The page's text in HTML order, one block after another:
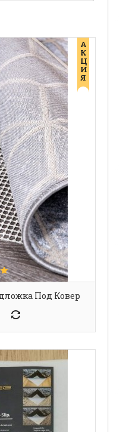
А
К
Ц
И
Я
Под Ковер